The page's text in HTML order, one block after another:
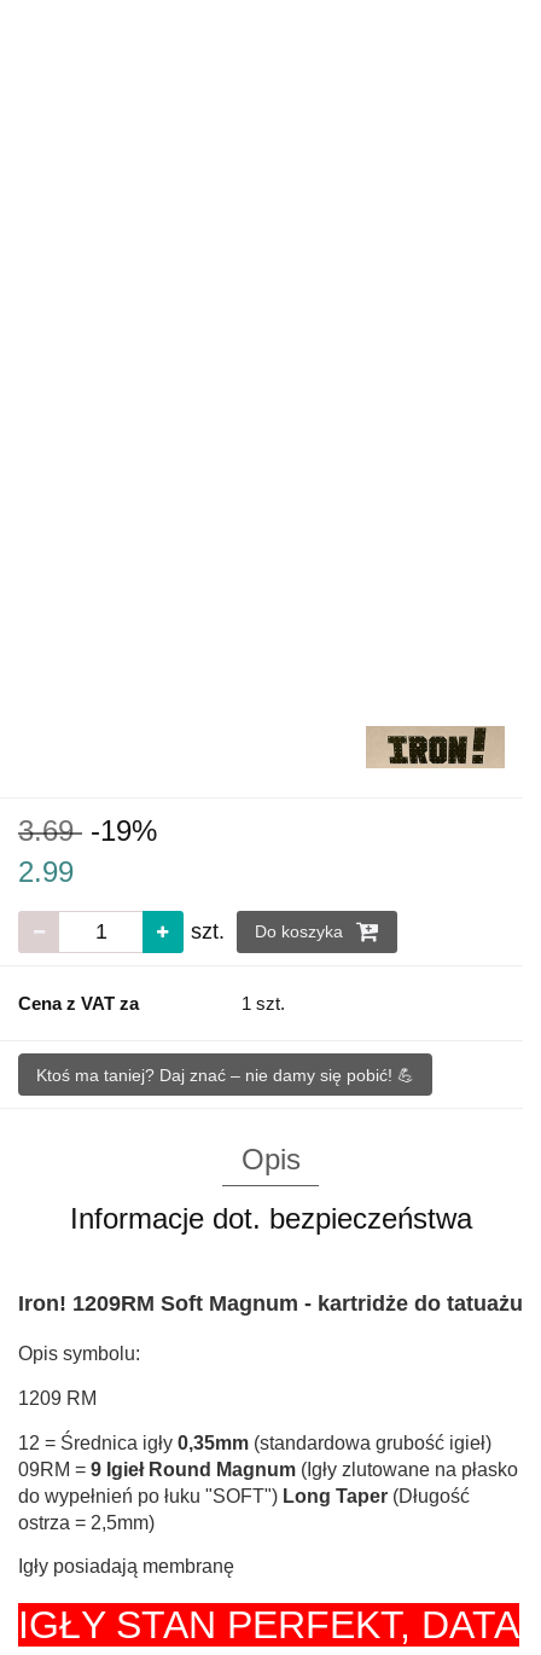
3.69 -19%
2.99
szt. Do koszyka
Cena z VAT za 1 szt.
Ktoś ma taniej? Daj znać – nie damy się pobić! 💪
Opis
Informacje dot. bezpieczeństwa
Iron! 1209RM Soft Magnum - kartridże do tatuażu
Opis symbolu:
1209 RM
12 = Średnica igły 0,35mm (standardowa grubość igieł)
09RM = 9 Igieł Round Magnum ( Igły zlutowane na płasko
do wypełnień po łuku "SOFT") Long Taper (Długość
ostrza = 2,5mm)
Igły posiadają membranę
IGŁY STAN PERFEKT, DATA